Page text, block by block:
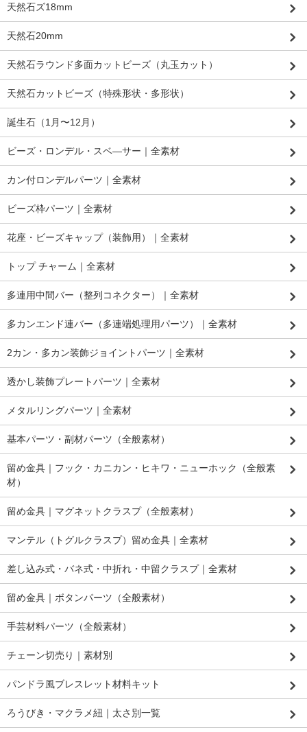
天然石ズ18mm
天然石20mm
天然石ラウンド多面カットビーズ（丸玉カット）
天然石カットビーズ（特殊形状・多形状）
誕生石（1月〜12月）
ビーズ・ロンデル・スベ―サー｜全素材
カン付ロンデルパーツ｜全素材
ビーズ枠パーツ｜全素材
花座・ビーズキャップ（装飾用）｜全素材
トップ チャーム｜全素材
多連用中間バー（整列コネクター）｜全素材
多カンエンド連バー（多連端処理用パーツ）｜全素材
2カン・多カン装飾ジョイントパーツ｜全素材
透かし装飾プレートパーツ｜全素材
メタルリングパーツ｜全素材
基本パーツ・副材パーツ（全般素材）
留め金具｜フック・カニカン・ヒキワ・ニューホック（全般素
材）
留め金具｜マグネットクラスプ（全般素材）
マンテル（トグルクラスプ）留め金具｜全素材
差し込み式・バネ式・中折れ・中留クラスプ｜全素材
留め金具｜ボタンパーツ（全般素材）
手芸材料パーツ（全般素材）
チェーン切売り｜素材別
パンドラ風ブレスレット材料キット
ろうびき・マクラメ紐｜太さ別一覧